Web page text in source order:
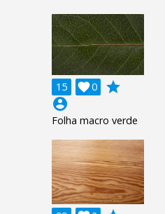
15 0

grade
account_circle
Folha macro verde